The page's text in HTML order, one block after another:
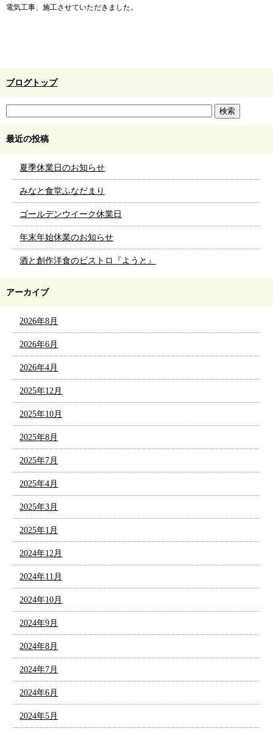
電気工事、施工させていただきました。
ブログトップ
最近の投稿
夏季休業日のお知らせ
みなと食堂ふなだまり
ゴールデンウイーク休業日
年末年始休業のお知らせ
酒と創作洋食のビストロ『ようと』
アーカイブ
2026年8月
2026年6月
2026年4月
2025年12月
2025年10月
2025年8月
2025年7月
2025年4月
2025年3月
2025年1月
2024年12月
2024年11月
2024年10月
2024年9月
2024年8月
2024年7月
2024年6月
2024年5月